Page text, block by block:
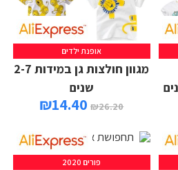
אופנת ילדים
מגוון חולצות גן במידות 2-7
שנים
₪26.20
₪14.40
פורים 2020